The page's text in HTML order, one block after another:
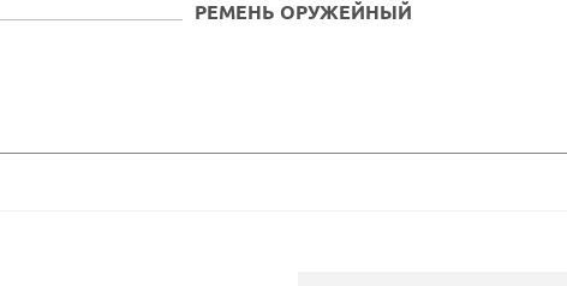
РЕМЕНЬ ОРУЖЕЙНЫЙ